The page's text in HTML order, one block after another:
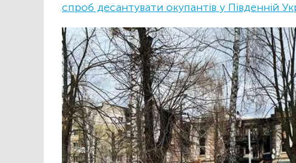
спроб десантувати окупантів у Південній